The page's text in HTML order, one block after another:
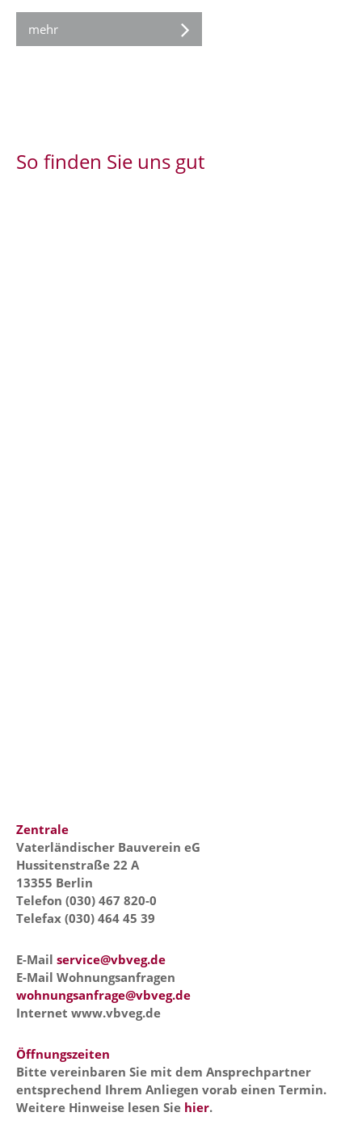
mehr
So finden Sie uns gut
Zentrale
Vaterländischer Bauverein eG
Hussitenstraße 22 A
13355 Berlin
Telefon (030) 467 820-0
Telefax (030) 464 45 39
E-Mail service@vbveg.de
E-Mail Wohnungsanfragen
wohnungsanfrage@vbveg.de
Internet www.vbveg.de
Öffnungszeiten
Bitte vereinbaren Sie mit dem Ansprechpartner
entsprechend Ihrem Anliegen vorab einen Termin.
Weitere Hinweise lesen Sie hier.